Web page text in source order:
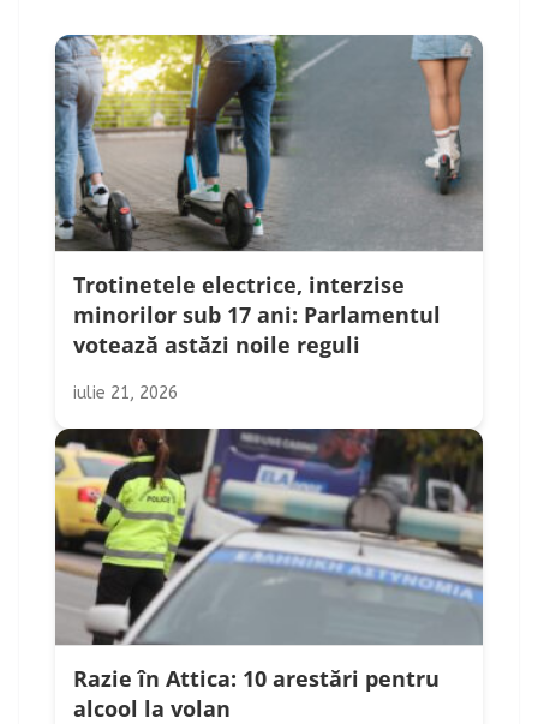
Trotinetele electrice, interzise
minorilor sub 17 ani: Parlamentul
votează astăzi noile reguli
iulie 21, 2026
Razie în Attica: 10 arestări pentru
alcool la volan